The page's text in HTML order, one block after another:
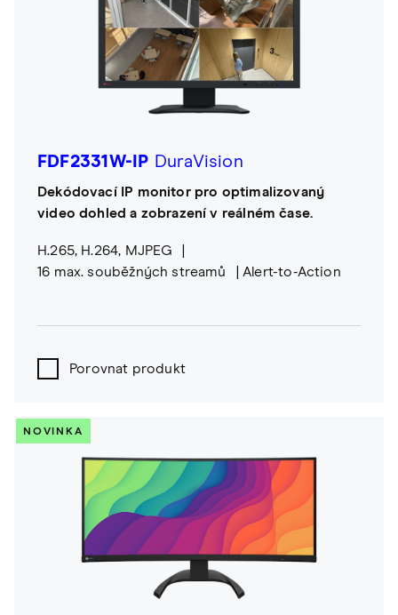
FDF2331W-IP DuraVision
Dekódovací IP monitor pro optimalizovaný
video dohled a zobrazení v reálném čase.
H.265, H.264, MJPEG
16 max. souběžných streamů
Alert-to-Action
Porovnat produkt
NOVINKA